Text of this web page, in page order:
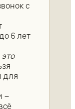
с
6 лет
для
–